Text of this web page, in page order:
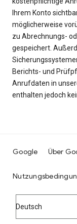
Ihrem Konto
möglicherweise
zu Abrechnungs-
gespeichert.
Berichts- und
Anrufdaten in
enthalten jedoch
Google Über
Deutsch